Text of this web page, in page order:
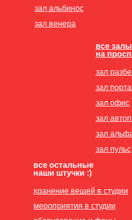
хранение вещей в студии
мероприятия в студии
все остальные
наши штучки :)
зал
зал
зал
зал пульс
зал офис
зал
все залы
на
зал альбинос
зал венера